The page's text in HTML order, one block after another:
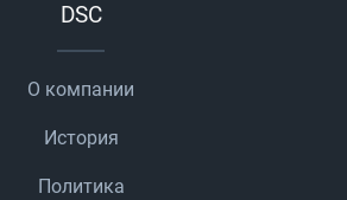
DSC
О компании
История
Политика